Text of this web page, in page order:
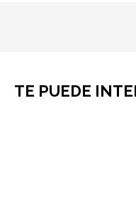
TE PUEDE